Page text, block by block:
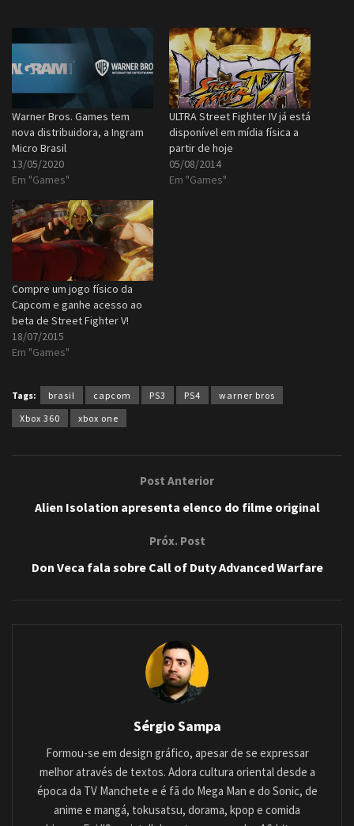
Warner Bros. Games tem
nova distribuidora, a Ingram
Micro Brasil
13/05/2020
Em "Games"
ULTRA Street Fighter IV já está
disponível em mídia física a
partir de hoje
05/08/2014
Em "Games"
Compre um jogo físico da
Capcom e ganhe acesso ao
beta de Street Fighter V!
18/07/2015
Em "Games"
Tags: brasil capcom PS3 PS4
warner bros
Xbox 360
xbox one
Post Anterior
Alien Isolation apresenta elenco do filme original
Próx. Post
Don Veca fala sobre Call of Duty Advanced Warfare
Sérgio Sampa
Formou-se em design gráfico, apesar de se expressar
melhor através de textos. Adora cultura oriental desde a
época da TV Manchete e é fã do Mega Man e do Sonic, de
anime e mangá, tokusatsu, dorama, kpop e comida